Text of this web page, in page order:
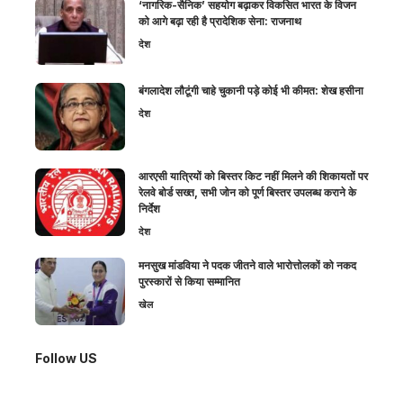
‘नागरिक-सैनिक’ सहयोग बढ़ाकर विकसित भारत के विजन
को आगे बढ़ा रही है प्रादेशिक सेना: राजनाथ
देश
बंगलादेश लौटूंगी चाहे चुकानी पड़े कोई भी कीमत: शेख हसीना
देश
आरएसी यात्रियों को बिस्तर किट नहीं मिलने की शिकायतों पर
रेलवे बोर्ड सख्त, सभी जोन को पूर्ण बिस्तर उपलब्ध कराने के
निर्देश
देश
मनसुख मांडविया ने पदक जीतने वाले भारोत्तोलकों को नकद
पुरस्कारों से किया सम्मानित
खेल
Follow US